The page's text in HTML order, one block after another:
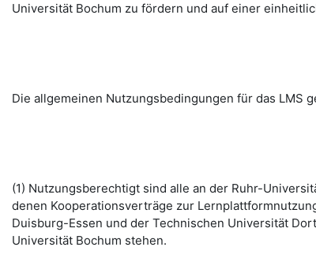
Universität Bochum zu fördern und auf einer
Die allgemeinen Nutzungsbedingungen für das LMS
(1) Nutzungsberechtigt sind alle an der Ruhr-
denen Kooperationsverträge zur
Duisburg-Essen und der Technischen Universität
Universität Bochum stehen.